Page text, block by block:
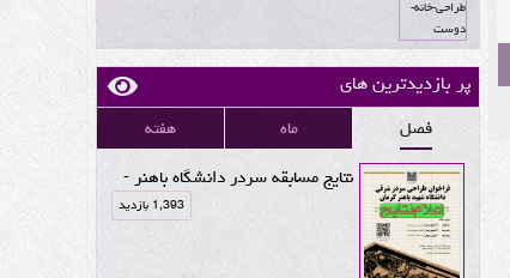
پر بازدیدترین های
فصل ماه هفته
نتایج مسابقه سردر دانشگاه باهنر -
1,393 بازدید